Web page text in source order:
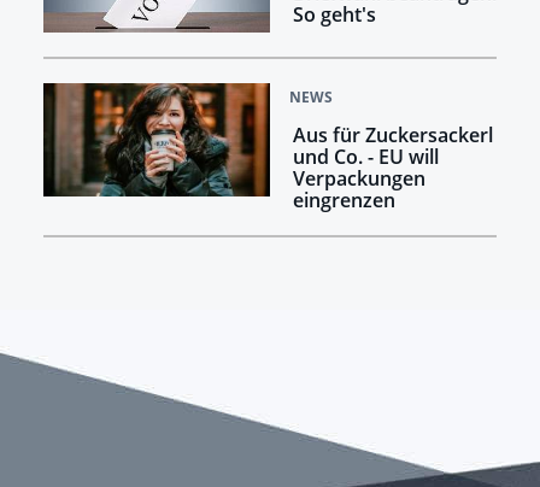
So geht's
NEWS
Aus für Zuckersackerl
und Co. - EU will
Verpackungen
eingrenzen